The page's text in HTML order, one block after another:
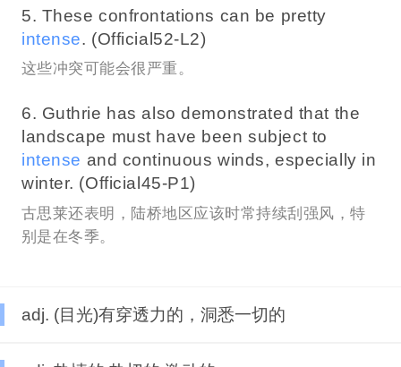
5. These confrontations can be pretty
intense. (Official52-L2)
这些冲突可能会很严重。
6. Guthrie has also demonstrated that the
landscape must have been subject to
intense and continuous winds, especially in
winter. (Official45-P1)
古思莱还表明，陆桥地区应该时常持续刮强风，特
别是在冬季。
adj. (目光)有穿透力的，洞悉一切的